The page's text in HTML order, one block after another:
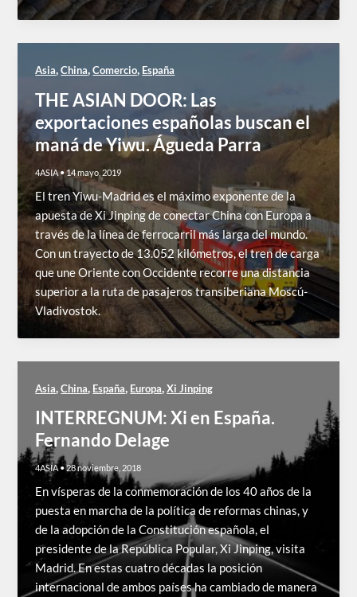
Asia,China,Comercio, España
THE ASIAN DOOR: Las
exportaciones españolas buscan el
maná de Yiwu. Águeda Parra
4ASIA•14 mayo, 2019
El tren Yiwu-Madrid es el máximo exponente de la
apuesta de Xi Jinping de conectar China con Europa a
través de la línea de ferrocarril más larga del mundo.
Con un trayecto de 13.052 kilómetros, el tren de carga
que une Oriente con Occidente recorre una distancia
superior a la ruta de pasajeros transiberiana Moscú-
Vladivostok.
Asia,China, España, Europa,Xi Jinping
INTERREGNUM: Xi en España.
Fernando Delage
4ASIA •28 noviembre, 2018
En vísperas de la conmemoración de los 40 años de la
puesta en marcha de la política de reformas chinas, y
de la adopción de la Constitución española, el
presidente de la República Popular, Xi Jinping, visita
Madrid. En estas cuatro décadas la posición
internacional de ambos países ha cambiado de manera